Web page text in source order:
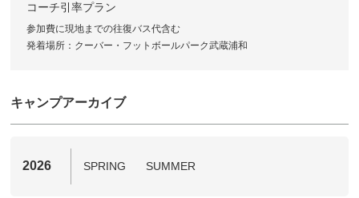
コーチ引率プラン
参加費に現地までの往復バス代含む
発着場所：クーバー・フットボールパーク武蔵浦和
キャンプアーカイブ
2026 SPRING SUMMER